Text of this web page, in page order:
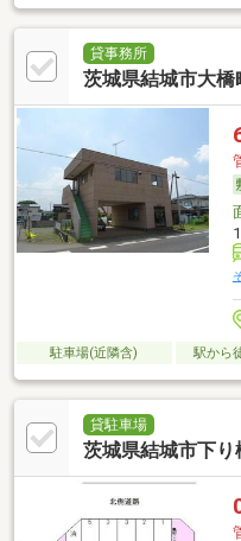
貸事務所
茨城県結城市大橋
駐車場(近隣含) 駅から
貸駐車場
茨城県結城市下り